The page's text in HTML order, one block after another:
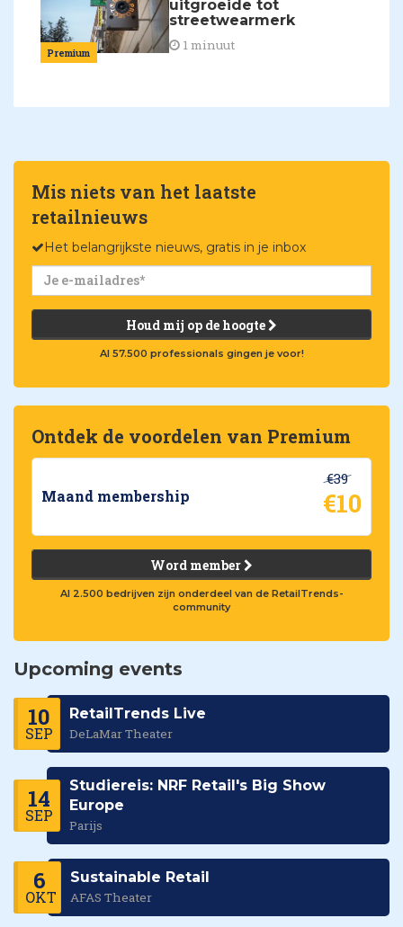
Premium
uitgroeide tot
streetwearmerk
1 minuut
Mis niets van het laatste
retailnieuws
Het belangrijkste nieuws, gratis in je inbox
Houd mij op de hoogte
Al 57.500 professionals gingen je voor!
Ontdek de voordelen van Premium
Maand membership
€39
€10
Word member
Al 2.500 bedrijven zijn onderdeel van de RetailTrends-
community
Upcoming events
10
SEP
RetailTrends Live
DeLaMar Theater
14
SEP
Studiereis: NRF Retail's Big Show
Europe
Parijs
6
OKT
Sustainable Retail
AFAS Theater